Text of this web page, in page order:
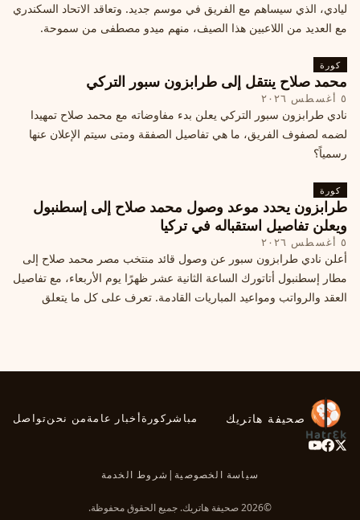
ليادي، الذي سيساهم مع الفريق في موسم جديد. وتعاقد الاتحاد السكندري
مع العديد من اللاعبين هذا الصيف، منهم ميدو مصطفى من سموحة.
كورة
محمد صلاح ينتقل إلى طرابزون سبور التركي
٥ أغسطس ٢٠٢٦
نادي طرابزون سبور التركي يعلن بدء مفاوضاته مع محمد صلاح تمهيدا
لضمه لصفوف الفريق، ما هي تفاصيل الصفقة ومتى سيتم الإعلان عنها
رسمياً؟
كورة
طرابزون يحدد موعد وصول محمد صلاح إلى إسطنبول
ويعلن تفاصيل استقباله في تركيا
٥ أغسطس ٢٠٢٦
أعلن نادي طرابزون سبور عن وصول قائد منتخب مصر محمد صلاح إلى
مطار إسطنبول أتاتورك الساعة الثانية عشر ظهرًا يوم الأربعاء، مع تفاصيل
العقد والرواتب ومواعيد المباريات القادمة. تعرف على كل ما يتعلق
صحيفة هاتريك مباشر كورةأخبار عامةمن نحنتواصل
سياسة الخصوصية | شروط الخدمة
©2026 صحيفة هاتريك. جميع الحقوق محفوظة.